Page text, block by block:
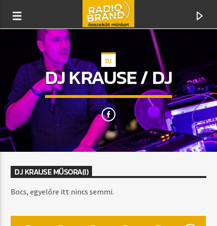
RADIO BRAND
ÖSSZEKÖT MINKET
MOST SZÓL
DJ
DJ KRAUSE / DJ
DJ KRAUSE MŰSORA(I)
Bocs, egyelőre itt nincs semmi.